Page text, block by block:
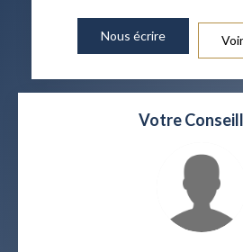
Nous écrire
Votre